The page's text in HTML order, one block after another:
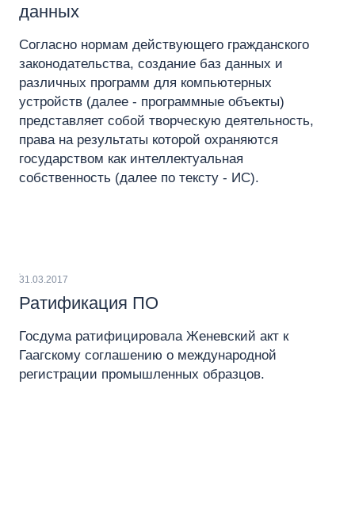
данных
Согласно нормам действующего гражданского
законодательства, создание баз данных и
различных программ для компьютерных
устройств (далее - программные объекты)
представляет собой творческую деятельность,
права на результаты которой охраняются
государством как интеллектуальная
собственность (далее по тексту - ИС).
31.03.2017
Ратификация ПО
Госдума ратифицировала Женевский акт к
Гаагскому соглашению о международной
регистрации промышленных образцов.